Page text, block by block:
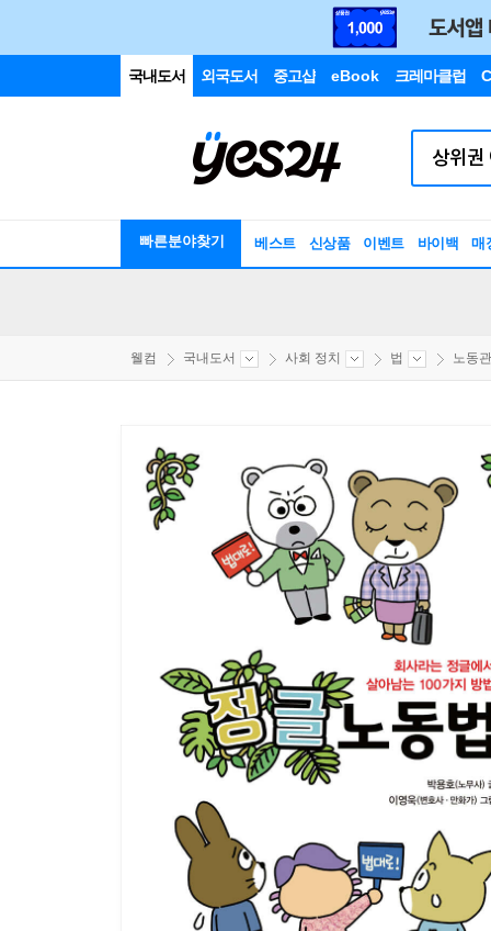
국내도서 외국도서 중고샵 eBook 크레마클럽
빠른분야찾기 베스트 신상품 이벤트 바이백 매
웰컴 국내도서 사회 정치 법 노동